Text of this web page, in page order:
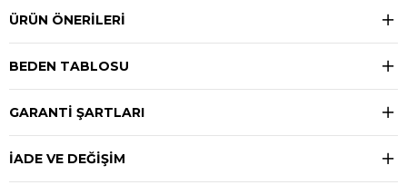
ÜRÜN ÖNERILERI
BEDEN TABLOSU
GARANTİ ŞARTLARI
İADE VE DEĞİŞİM